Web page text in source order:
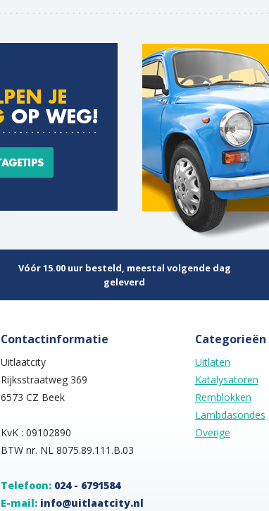
Vóór 15.00 uur besteld, meestal volgende dag
geleverd
Contactinformatie
Uitlaatcity
Rijksstraatweg 369
6573 CZ Beek
KvK : 09102890
BTW nr. NL 8075.89.111.B.03
Telefoon: 024 - 6791584
E-mail: info@uitlaatcity.nl
Categorieën
Uitlaten
Katalysatoren
Remblokken
Lambdasondes
Overige